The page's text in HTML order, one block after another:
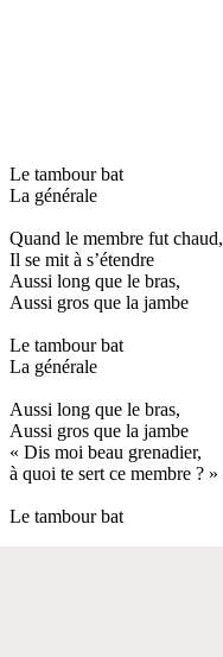
Le tambour bat
La générale
Quand le membre fut chaud,
Il se mit à s’étendre
Aussi long que le bras,
Aussi gros que la jambe
Le tambour bat
La générale
Aussi long que le bras,
Aussi gros que la jambe
« Dis moi beau grenadier,
à quoi te sert ce membre ? »
Le tambour bat